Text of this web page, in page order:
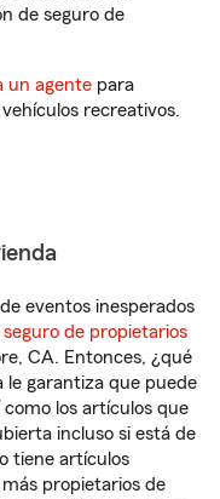
de seguro de
un agente para
recreativos.
eventos inesperados
seguro de propietarios
CA. Entonces, ¿qué
le garantiza que puede
los artículos que
incluso si está de
tiene artículos
propietarios de